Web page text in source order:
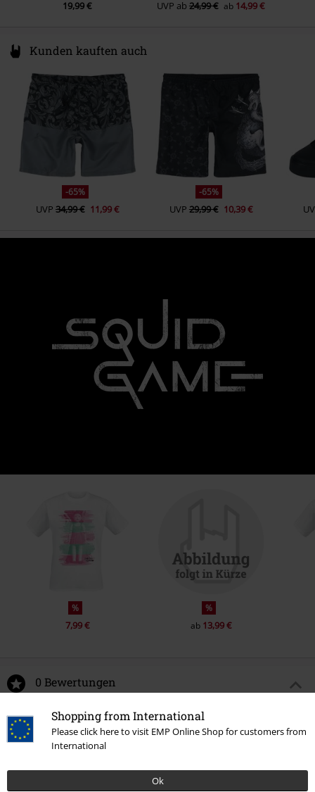
Shopping from International
Please click here to visit EMP Online Shop for customers from
International
Ok
19,99 € UVP ab 24,99 € ab 14,99 €
Kunden kauften auch
-65%
UVP 34,99 € 11,99 €
-65%
UVP 29,99 € 10,39 €
%
7,99 €
%
ab 13,99 €
0 Bewertungen
Sag uns deine Meinung zu "First Game".
Schreibe eine Bewertung